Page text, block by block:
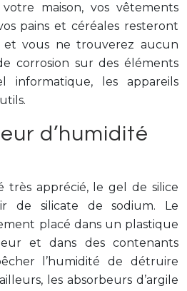
maison, vos vêtements
pains et céréales resteront
et vous ne trouverez aucun
corrosion sur des éléments
les appareils
d’humidité
très apprécié, le gel de silice
de silicate de sodium. Le
placé dans un plastique
et dans des contenants
l’humidité de détruire
les absorbeurs d’argile